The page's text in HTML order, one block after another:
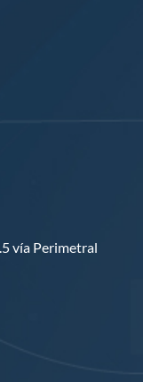
vía Perimetral